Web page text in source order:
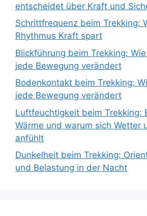
entscheidet über Kraft und
Schrittfrequenz beim Trekking:
Rhythmus Kraft spart
Blickführung beim Trekking:
jede Bewegung verändert
Bodenkontakt beim Trekking:
jede Bewegung verändert
Luftfeuchtigkeit beim Trekking:
Wärme und warum sich Wetter
anfühlt
Dunkelheit beim Trekking:
und Belastung in der Nacht